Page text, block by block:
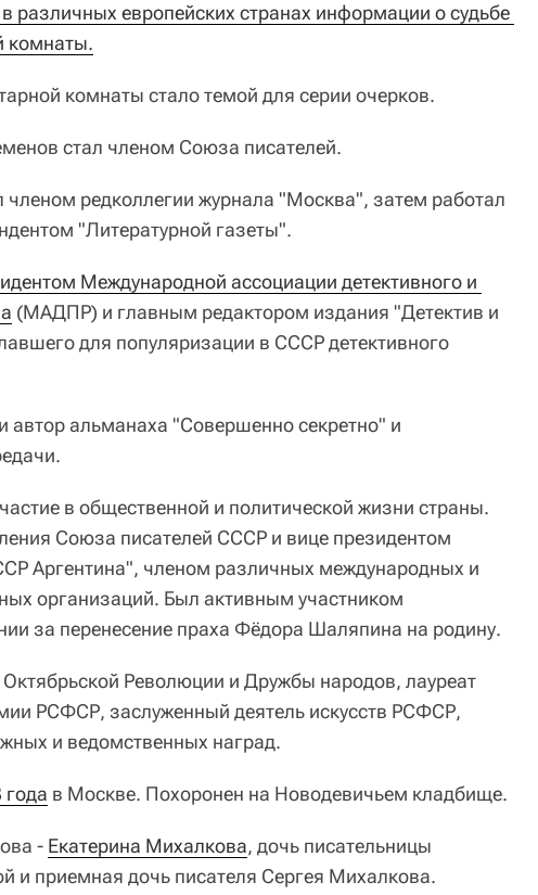
различных европейских странах информации о судьбе
комнаты.
комнаты стало темой для серии очерков.
стал членом Союза писателей.
редколлегии журнала "Москва", затем работал
"Литературной газеты".
Международной ассоциации детективного и
(МАДПР) и главным редактором издания "Детектив и
для популяризации в СССР детективного
автор альманаха "Совершенно секретно" и
в общественной и политической жизни страны.
Союза писателей СССР и вице президентом
Аргентина", членом различных международных и
организаций. Был активным участником
за перенесение праха Фёдора Шаляпина на родину.
Революции и Дружбы народов, лауреат
РСФСР, заслуженный деятель искусств РСФСР,
и ведомственных наград.
года в Москве. Похоронен на Новодевичьем кладбище.
- Екатерина Михалкова, дочь писательницы
и приемная дочь писателя Сергея Михалкова.